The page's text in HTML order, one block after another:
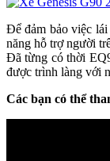
Để đảm bảo việc lái
năng hỗ trợ người
Đã từng có thời
được trình làng với
Các bạn có thể